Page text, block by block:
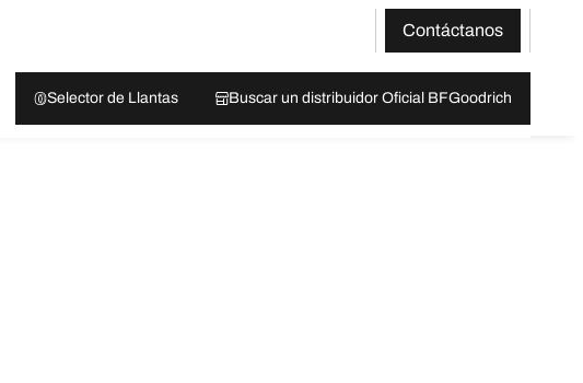
Contáctanos
Selector de Llantas Buscar un distribuidor Oficial BFGoodrich